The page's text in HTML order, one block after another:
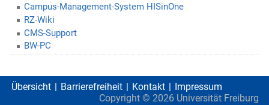
Campus-Management-System HISinOne
RZ-Wiki
CMS-Support
BW-PC
Übersicht Barrierefreiheit Kontakt
Impressum
Copyright © 2026 Universität Freiburg